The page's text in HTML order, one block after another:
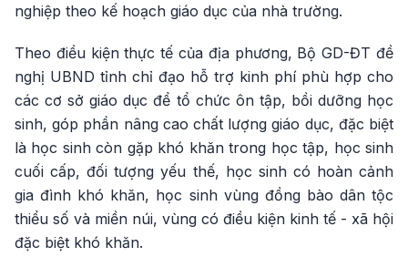
nghiệp theo kế hoạch giáo dục của nhà trường.
Theo điều kiện thực tế của địa phương, Bộ GD-ĐT đề
nghị UBND tỉnh chỉ đạo hỗ trợ kinh phí phù hợp cho
các cơ sở giáo dục để tổ chức ôn tập, bồi dưỡng học
sinh, góp phần nâng cao chất lượng giáo dục, đặc biệt
là học sinh còn gặp khó khăn trong học tập, học sinh
cuối cấp, đối tượng yếu thế, học sinh có hoàn cảnh
gia đình khó khăn, học sinh vùng đồng bào dân tộc
thiểu số và miền núi, vùng có điều kiện kinh tế - xã hội
đặc biệt khó khăn.